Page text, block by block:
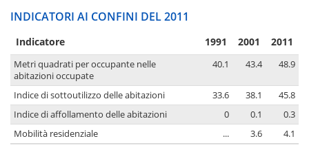
INDICATORI AI CONFINI DEL 2011
Indicatore 1991 2001 2011
Metri quadrati per occupante nelle
abitazioni occupate
40.1 43.4 48.9
Indice di sottoutilizzo delle abitazioni 33.6 38.1
45.8
Indice di affollamento delle abitazioni
0 0.1
0.3
Mobilità residenziale
... 3.6 4.1